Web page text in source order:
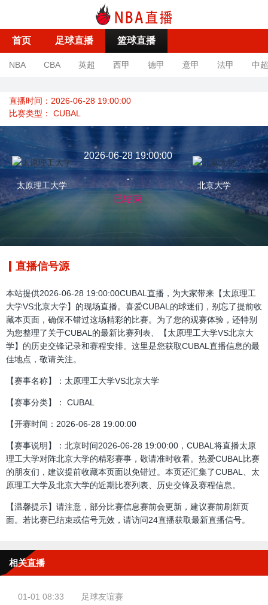
首页 足球直播 篮球直播
NBA CBA 英超 西甲 德甲 意甲 法甲 中超
直播时间：2026-06-28 19:00:00
比赛类型： CUBAL
太原理工大学
2026-06-28 19:00:00
-
已结束
北京大学
直播信号源
本站提供2026-06-28 19:00:00CUBAL直播，为大家带来【太原理工
大学VS北京大学】的现场直播。喜爱CUBAL的球迷们，别忘了提前收
藏本页面，确保不错过这场精彩的比赛。为了您的观赛体验，还特别
为您整理了关于CUBAL的最新比赛列表、【太原理工大学VS北京大
学】的历史交锋记录和赛程安排。这里是您获取CUBAL直播信息的最
佳地点，敬请关注。
【赛事名称】：太原理工大学VS北京大学
【赛事分类】： CUBAL
【开赛时间：2026-06-28 19:00:00
【赛事说明】：北京时间2026-06-28 19:00:00，CUBAL将直播太原
理工大学对阵北京大学的精彩赛事，敬请准时收看。热爱CUBAL比赛
的朋友们，建议提前收藏本页面以免错过。本页还汇集了CUBAL、太
原理工大学及北京大学的近期比赛列表、历史交锋及赛程信息。
【温馨提示】请注意，部分比赛信息赛前会更新，建议赛前刷新页
面。若比赛已结束或信号无效，请访问24直播获取最新直播信号。
相关直播
01-01 08:33
足球友谊赛